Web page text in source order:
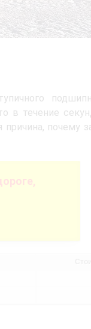
в течение
почему